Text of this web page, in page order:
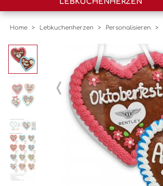
LEBKUCHENHERZEN
Home > Lebkuchenherzen > Personalisieren >
‹